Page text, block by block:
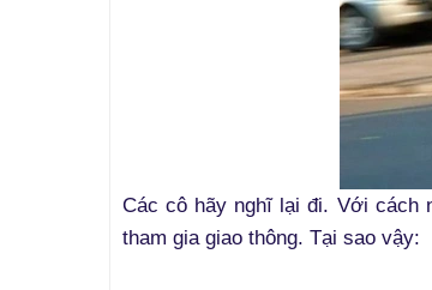
Các cô hãy nghĩ lại đi. Với cách
tham gia giao thông. Tại sao vậy: